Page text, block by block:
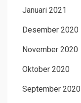
Januari 2021
Desember 2020
November 2020
Oktober 2020
September 2020